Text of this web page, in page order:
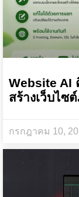
Website AI
สร้างเว็บไซ
กรกฎาคม 10,